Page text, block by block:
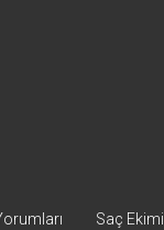
Saç Ekimi